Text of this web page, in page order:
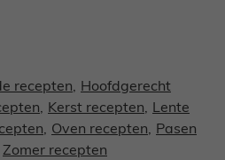
recepten, Hoofdgerecht
, Kerst recepten, Lente
, Oven recepten, Pasen
Zomer recepten